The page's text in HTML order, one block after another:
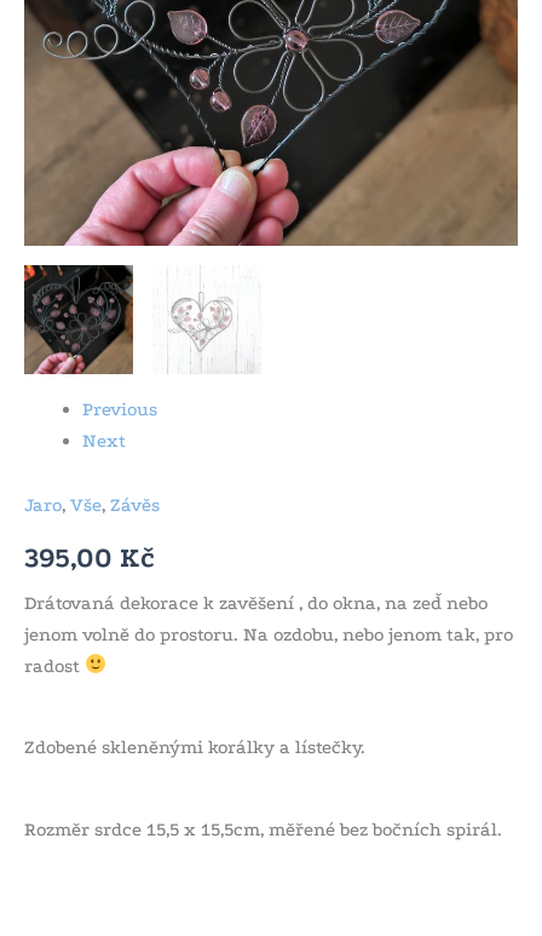
Previous
Next
Jaro, Vše, Závěs
395,00 Kč
Drátovaná dekorace k zavěšení , do okna, na zeď nebo
jenom volně do prostoru. Na ozdobu, nebo jenom tak, pro
radost
Zdobené skleněnými korálky a lístečky.
Rozměr srdce 15,5 x 15,5cm, měřené bez bočních spirál.